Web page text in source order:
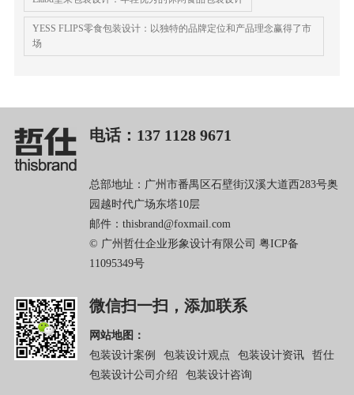
YESS FLIPS零食包装设计：以独特的品牌定位和产品理念赢得了市
场
电话：137 1128 9671
总部地址：广州市番禺区石壁街汉溪大道西283号奥
园越时代广场东塔10层
邮件：thisbrand@foxmail.com
© 广州哲仕企业形象设计有限公司 粤ICP备
11095349号
微信扫一扫，添加联系
网站地图：
包装设计案例
包装设计观点 包装设计资讯
哲仕
包装设计公司介绍
包装设计咨询